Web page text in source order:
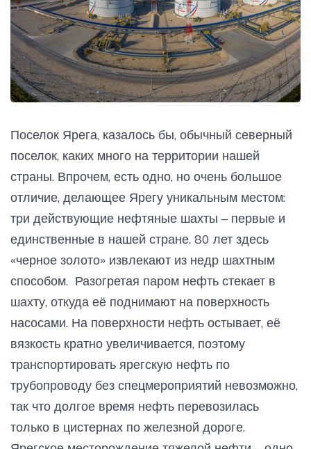
Поселок Ярега, казалось бы, обычный северный
поселок, каких много на территории нашей
страны. Впрочем, есть одно, но очень большое
отличие, делающее Ярегу уникальным местом:
три действующие нефтяные шахты – первые и
единственные в нашей стране. 80 лет здесь
«черное золото» извлекают из недр шахтным
способом. Разогретая паром нефть стекает в
шахту, откуда её поднимают на поверхность
насосами. На поверхности нефть остывает, её
вязкость кратно увеличивается, поэтому
транспортировать ярегскую нефть по
трубопроводу без спецмероприятий невозможно,
так что долгое время нефть перевозилась
только в цистернах по железной дороге.